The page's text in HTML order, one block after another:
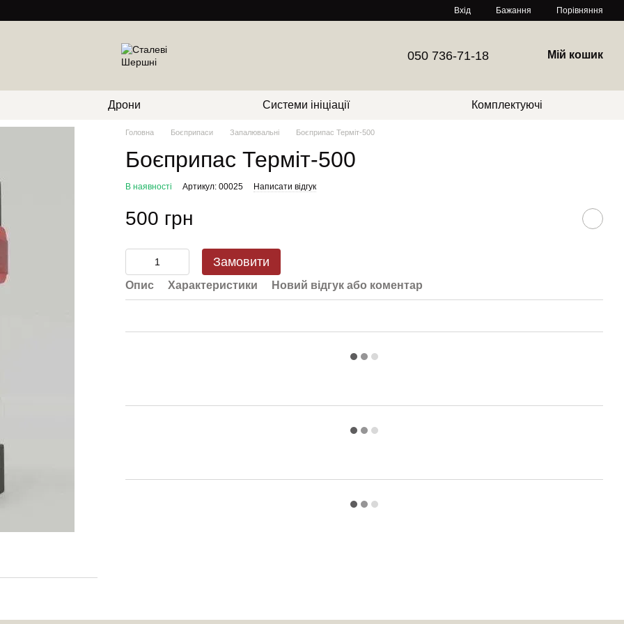
Вхід Бажання Порівняння
050 736-71-18 Мій кошик
Дрони Системи ініціації Комплектуючі
Головна Боєприпаси Запалювальні Боєприпас Терміт-500
Боєприпас Терміт-500
В наявності Артикул: 00025 Написати відгук
500 грн
Замовити
Опис Характеристики Новий відгук або коментар